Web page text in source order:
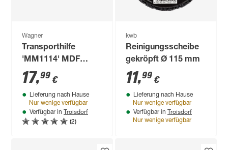
Wagner
Transporthilfe
'MM1114' MDF
Tragkraft 250 kg
17,99 €
Lieferung nach Hause
Nur wenige verfügbar
Verfügbar in Troisdorf
(2)
kwb
Reinigungsscheibe
gekröpft Ø 115 mm
11,99 €
Lieferung nach Hause
Nur wenige verfügbar
Verfügbar in Troisdorf
Nur wenige verfügbar